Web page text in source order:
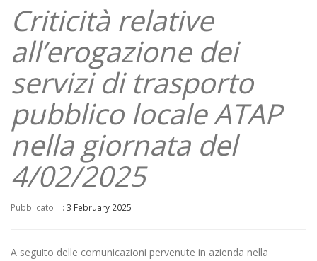
Criticità relative
all’erogazione dei
servizi di trasporto
pubblico locale ATAP
nella giornata del
4/02/2025
Pubblicato il : 3 February 2025
A seguito delle comunicazioni pervenute in azienda nella